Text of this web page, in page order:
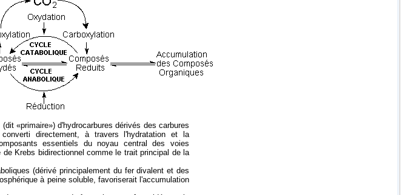
«primaire») d'hydrocarbures dérivés des carbures
directement, à travers l'hydratation et la
essentiels du noyau central des voies
Krebs bidirectionnel comme le trait principal de la
(dérivé principalement du fer divalent et des
à peine soluble, favoriserait l'accumulation